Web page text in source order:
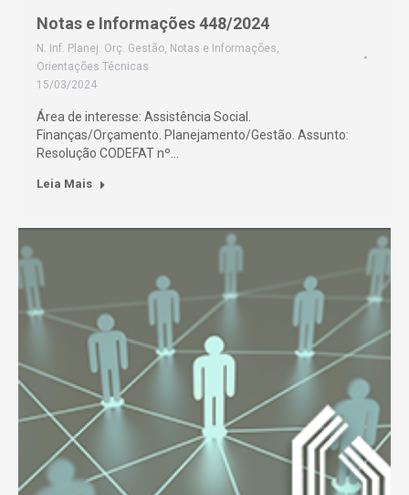
Notas e Informações 448/2024
N. Inf. Planej. Orç. Gestão, Notas e Informações,
Orientações Técnicas
15/03/2024
Área de interesse: Assistência Social.
Finanças/Orçamento. Planejamento/Gestão. Assunto:
Resolução CODEFAT nº…
Leia Mais